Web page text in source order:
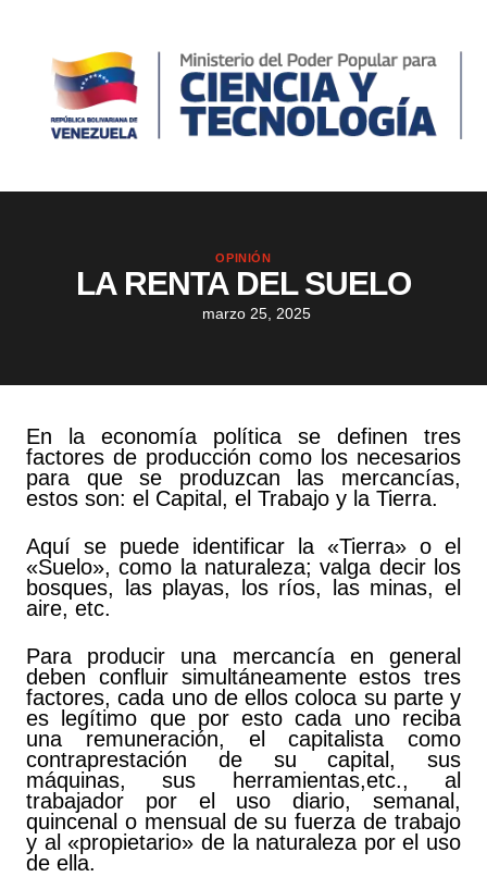
OPINIÓN
LA RENTA DEL SUELO
marzo 25, 2025
En la economía política se definen tres
factores de producción como los necesarios
para que se produzcan las mercancías,
estos son: el Capital, el Trabajo y la Tierra.
Aquí se puede identificar la «Tierra» o el
«Suelo», como la naturaleza; valga decir los
bosques, las playas, los ríos, las minas, el
aire, etc.
Para producir una mercancía en general
deben confluir simultáneamente estos tres
factores, cada uno de ellos coloca su parte y
es legítimo que por esto cada uno reciba
una remuneración, el capitalista como
contraprestación de su capital, sus
máquinas, sus herramientas,etc., al
trabajador por el uso diario, semanal,
quincenal o mensual de su fuerza de trabajo
y al «propietario» de la naturaleza por el uso
de ella.